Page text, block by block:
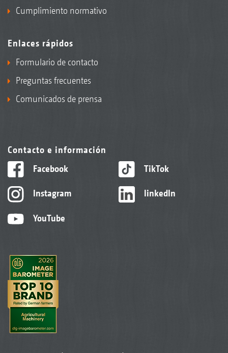
Cumplimiento normativo
Enlaces rápidos
Formulario de contacto
Preguntas frecuentes
Comunicados de prensa
Contacto e información
Facebook
Instagram
YouTube
TikTok
linkedIn